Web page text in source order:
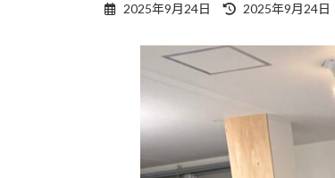
2025年9月24日
最
新
日
2025年9月24日